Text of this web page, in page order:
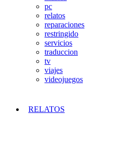
pc
relatos
reparaciones
restringido
servicios
traduccion
tv
viajes
videojuegos
RELATOS